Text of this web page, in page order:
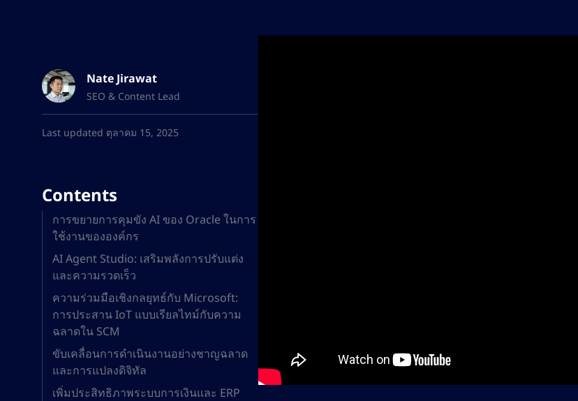
Nate Jirawat
SEO & Content Lead
Last updated ตุลาคม 15, 2025
Contents
การขยายการคุมขัง AI ของ Oracle ในการ
ใช้งานขององค์กร
AI Agent Studio: เสริมพลังการปรับแต่ง
และความรวดเร็ว
ความร่วมมือเชิงกลยุทธ์กับ Microsoft:
การประสาน IoT แบบเรียลไทม์กับความ
ฉลาดใน SCM
ขับเคลื่อนการดำเนินงานอย่างชาญฉลาด
และการแปลงดิจิทัล
เพิ่มประสิทธิภาพระบบการเงินและ ERP